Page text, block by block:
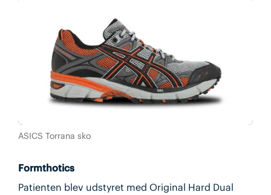
ASICS Torrana sko
Formthotics
Patienten blev udstyret med Original Hard Dual